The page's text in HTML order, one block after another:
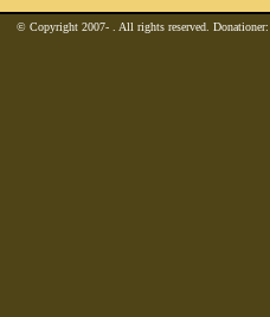
© Copyright 2007- . All rights reserved.